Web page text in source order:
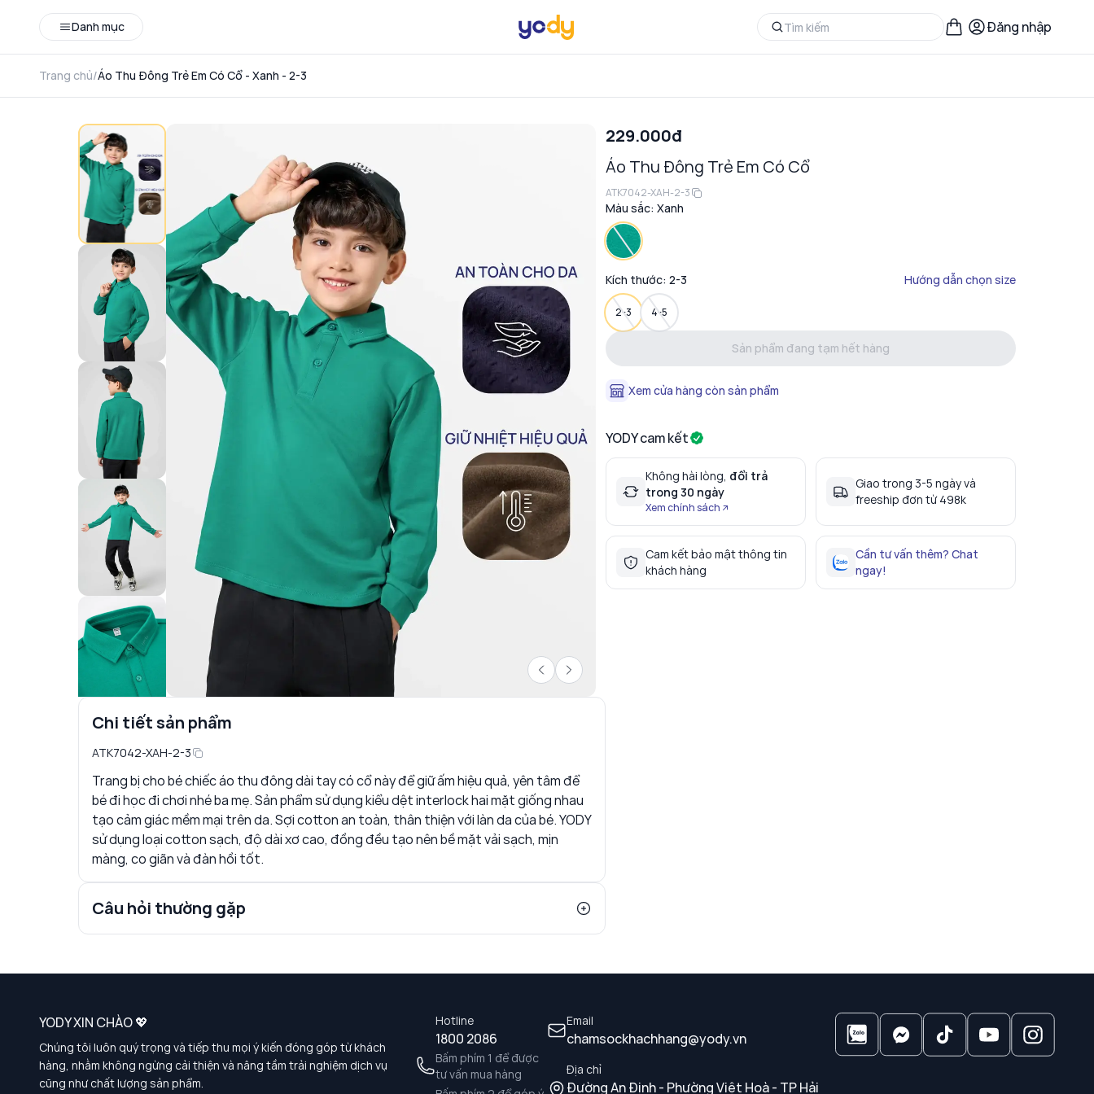
Danh mục Đăng nhập
Trang chủ/Áo Thu Đông Trẻ Em Có Cổ - Xanh - 2-3
Chi tiết sản phẩm
ATK7042-XAH-2-3
Trang bị cho bé chiếc áo thu đông dài tay có cổ này để giữ ấm hiệu quả, yên tâm để
bé đi học đi chơi nhé ba mẹ. Sản phẩm sử dụng kiểu dệt interlock hai mặt giống nhau
tạo cảm giác mềm mại trên da. Sợi cotton an toàn, thân thiện với làn da của bé. YODY
sử dụng loại cotton sạch, độ dài xơ cao, đồng đều tạo nên bề mặt vải sạch, mịn
màng, co giãn và đàn hồi tốt.
Câu hỏi thường gặp
229.000đ
Áo Thu Đông Trẻ Em Có Cổ
ATK7042-XAH-2-3
Màu sắc: Xanh
Kích thước: 2-3 Hướng dẫn chọn size
2-3 4-5
Sản phẩm đang tạm hết hàng
Xem cửa hàng còn sản phẩm
YODY cam kết
Không hài lòng, đổi trả
trong 30 ngày
Xem chính sách
Giao trong 3-5 ngày và
freeship đơn từ 498k
Cam kết bảo mật thông tin
khách hàng
Cần tư vấn thêm? Chat
ngay!
Hotline
1800 2086
Bấm phím 1 để được
tư vấn mua hàng
Email
chamsockhachhang@yody.vn
Địa chỉ
Đường An Định - Phường Việt Hoà - TP Hải
YODY XIN CHÀO 💖
Chúng tôi luôn quý trọng và tiếp thu mọi ý kiến đóng góp từ khách
hàng, nhằm không ngừng cải thiện và nâng tầm trải nghiệm dịch vụ
cũng như chất lượng sản phẩm.